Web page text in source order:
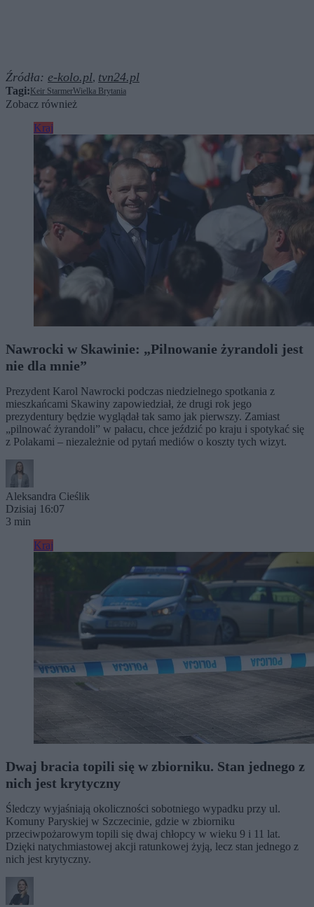
Źródła: e-kolo.pl, tvn24.pl
Tagi: Keir StarmerWielka Brytania
Zobacz również
Kraj
Nawrocki w Skawinie: „Pilnowanie żyrandoli jest
nie dla mnie”
Prezydent Karol Nawrocki podczas niedzielnego spotkania z
mieszkańcami Skawiny zapowiedział, że drugi rok jego
prezydentury będzie wyglądał tak samo jak pierwszy. Zamiast
„pilnować żyrandoli” w pałacu, chce jeździć po kraju i spotykać się
z Polakami – niezależnie od pytań mediów o koszty tych wizyt.
Aleksandra Cieślik
Dzisiaj 16:07
3 min
Kraj
Dwaj bracia topili się w zbiorniku. Stan jednego z
nich jest krytyczny
Śledczy wyjaśniają okoliczności sobotniego wypadku przy ul.
Komuny Paryskiej w Szczecinie, gdzie w zbiorniku
przeciwpożarowym topili się dwaj chłopcy w wieku 9 i 11 lat.
Dzięki natychmiastowej akcji ratunkowej żyją, lecz stan jednego z
nich jest krytyczny.